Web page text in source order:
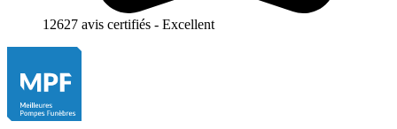
12627 avis certifiés - Excellent